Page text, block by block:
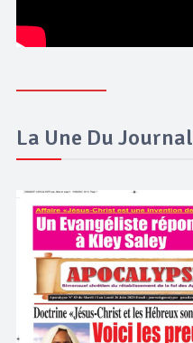
La Une Du Journal